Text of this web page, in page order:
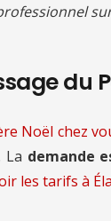
du
Noël chez
La demande
les tarifs à